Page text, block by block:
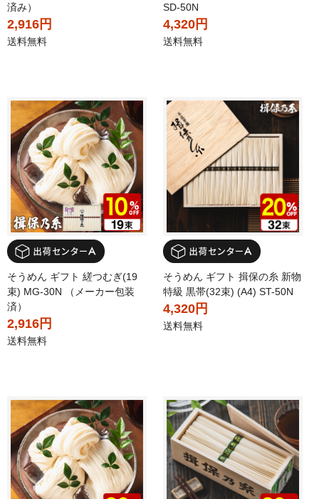
済み）
2,916円
送料無料
SD-50N
4,320円
送料無料
そうめん ギフト 縒つむぎ(19
束) MG-30N （メーカー包装
済）
2,916円
送料無料
そうめん ギフト 揖保の糸 新物
特級 黒帯(32束) (A4) ST-50N
4,320円
送料無料